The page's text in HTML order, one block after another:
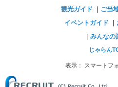
観光ガイド
ご当
イベントガイド
みんなの
じゃらん
表示： スマートフ